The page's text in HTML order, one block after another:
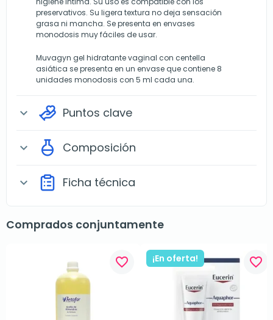
preservativos. Su ligera textura no deja sensación
grasa ni mancha. Se presenta en envases
monodosis muy fáciles de usar.
Muvagyn gel hidratante vaginal con centella
asiática se presenta en un envase que contiene 8
unidades monodosis con 5 ml cada una.
expand_more Puntos clave
expand_more Composición
expand_more Ficha técnica
Comprados conjuntamente
favorite_border ¡En oferta! favorite_border